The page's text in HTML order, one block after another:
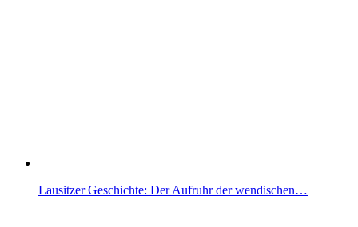
Lausitzer Geschichte: Der Aufruhr der wendischen…